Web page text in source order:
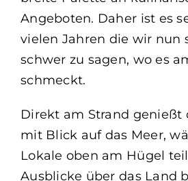
Angeboten. Daher ist es
vielen Jahren die wir nun
schwer zu sagen, wo es
schmeckt.
Direkt am Strand genießt
mit Blick auf das Meer,
Lokale oben am Hügel
Ausblicke über das Land